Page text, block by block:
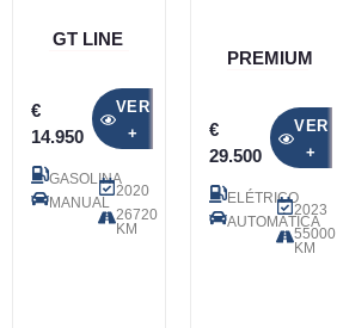
GT LINE
€
14.950
VER
+
GASOLINA
MANUAL
2020
26720
KM
PREMIUM
€
29.500
VER
+
ELÉTRICO
AUTOMÁTICA
2023
55000
KM